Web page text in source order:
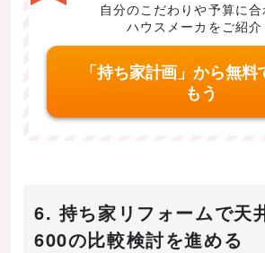
自分のこだわりや予算に合
ハウスメーカをご紹介
「持ち家計画」から無料
もう
6. 持ち家リフォームで天
600の比較検討を進める